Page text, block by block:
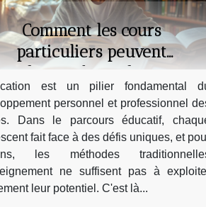
Comment les cours
particuliers peuvent
la performance
scolaire des adolescents
est un pilier fondamental
personnel et professionnel
Dans le parcours éducatif,
fait face à des défis uniques, et
les méthodes
ne suffisent pas à
leur potentiel. C'est là...